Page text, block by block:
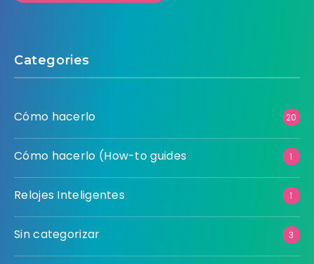
Categories
Cómo hacerlo 20
Cómo hacerlo (How-to guides 1
Relojes Inteligentes 1
Sin categorizar 3